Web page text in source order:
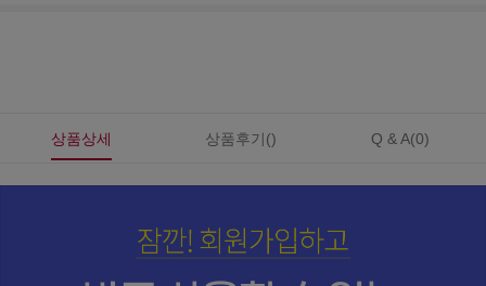
상품상세 상품후기() Q & A(0)